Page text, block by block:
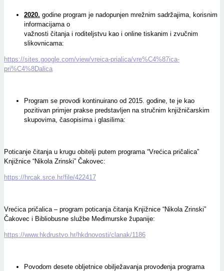
2020. godine program je nadopunjen mrežnim sadržajima, korisnim
informacijama o
važnosti čitanja i roditeljstvu kao i online tiskanim i zvučnim
slikovnicama:
https://sites.google.com/view/vreica-prialica/vre%C4%87ica-
pri%C4%8Dalica
Program se provodi kontinuirano od 2015. godine, te je kao
pozitivan primjer prakse predstavljen na stručnim knjižničarskim
skupovima, časopisima i glasilima:
Poticanje čitanja u krugu obitelji putem programa “Vrećica pričalica”
Knjižnice “Nikola Zrinski” Čakovec:
https://hrcak.srce.hr/file/422417
Vrećica pričalica – program poticanja čitanja Knjižnice “Nikola Zrinski”
Čakovec i Bibliobusne službe Međimurske županije:
https://www.hkdrustvo.hr/hkdnovosti/clanak/1186
Povodom desete obljetnice obilježavanja provođenja programa